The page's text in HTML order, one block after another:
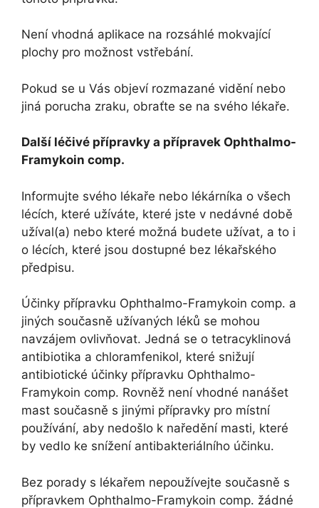
Není vhodná aplikace na rozsáhlé mokvající
plochy pro možnost vstřebání.
Pokud se u Vás objeví rozmazané vidění nebo
jiná porucha zraku, obraťte se na svého lékaře.
Další léčivé přípravky a přípravek Ophthalmo-
Framykoin comp.
Informujte svého lékaře nebo lékárníka o všech
lécích, které užíváte, které jste v nedávné době
užíval(a) nebo které možná budete užívat, a to i
o lécích, které jsou dostupné bez lékařského
předpisu.
Účinky přípravku Ophthalmo-Framykoin comp. a
jiných současně užívaných léků se mohou
navzájem ovlivňovat. Jedná se o tetracyklinová
antibiotika a chloramfenikol, které snižují
antibiotické účinky přípravku Ophthalmo-
Framykoin comp. Rovněž není vhodné nanášet
mast současně s jinými přípravky pro místní
používání, aby nedošlo k naředění masti, které
by vedlo ke snížení antibakteriálního účinku.
Bez porady s lékařem nepoužívejte současně s
přípravkem Ophthalmo-Framykoin comp. žádné